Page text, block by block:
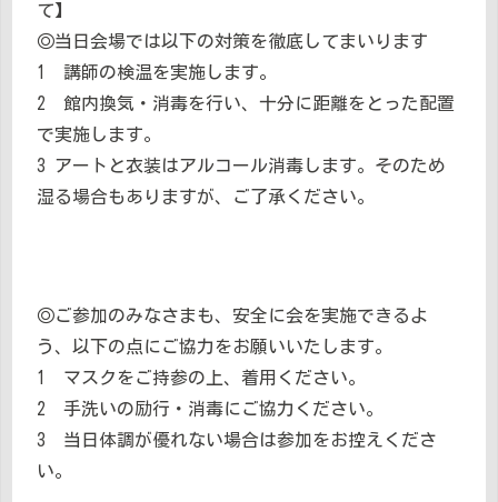
て】
◎当日会場では以下の対策を徹底してまいります
1 講師の検温を実施します。
2 館内換気・消毒を行い、十分に距離をとった配置
で実施します。
3 アートと衣装はアルコール消毒します。そのため
湿る場合もありますが、ご了承ください。
◎ご参加のみなさまも、安全に会を実施できるよ
う、以下の点にご協力をお願いいたします。
1 マスクをご持参の上、着用ください。
2 手洗いの励行・消毒にご協力ください。
3 当日体調が優れない場合は参加をお控えくださ
い。